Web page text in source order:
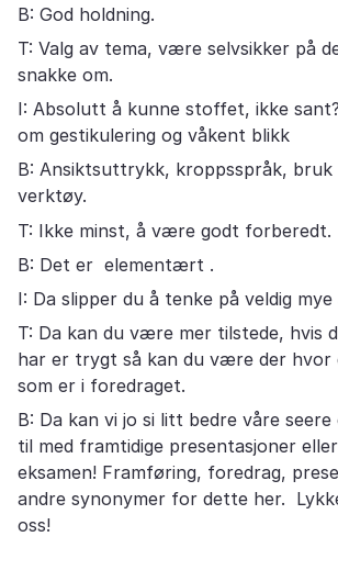
B: God holdning.
T: Valg av tema, være selvsikker på
snakke om.
I: Absolutt å kunne stoffet, ikke
om gestikulering og våkent blikk
B: Ansiktsuttrykk, kroppsspråk,
verktøy.
T: Ikke minst, å være godt forberedt.
B: Det er elementært .
I: Da slipper du å tenke på veldig mye
T: Da kan du være mer tilstede, hvis
har er trygt så kan du være der hvor
som er i foredraget.
B: Da kan vi jo si litt bedre våre
til med framtidige presentasjoner
eksamen! Framføring, foredrag,
andre synonymer for dette her.
oss!